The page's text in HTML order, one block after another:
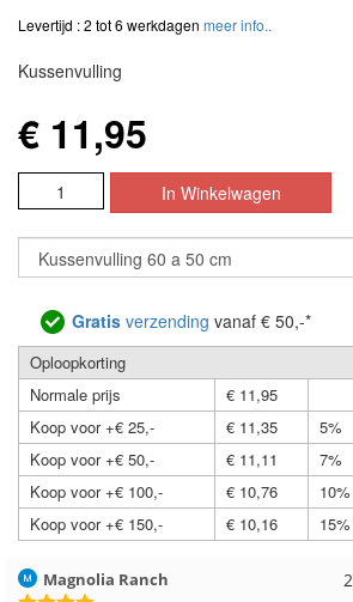
Levertijd : 2 tot 6 werkdagen meer info..
Kussenvulling
€ 11,95
Gratis verzending vanaf € 50,-*
Oploopkorting
Normale prijs
€ 11,95
Koop voor +€ 25,-
€ 11,35
5%
Koop voor +€ 50,-
€ 11,11
7%
Koop voor +€ 100,-
€ 10,76
10%
Koop voor +€ 150,-
€ 10,16 15%
23-7-2026 Hilde uit Loyers